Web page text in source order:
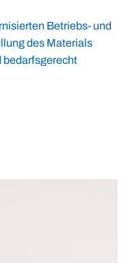
Betriebs- und
des Materials
bedarfsgerecht